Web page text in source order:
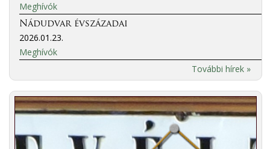
Meghívók
Nádudvar évszázadai
2026.01.23.
Meghívók
További hírek »